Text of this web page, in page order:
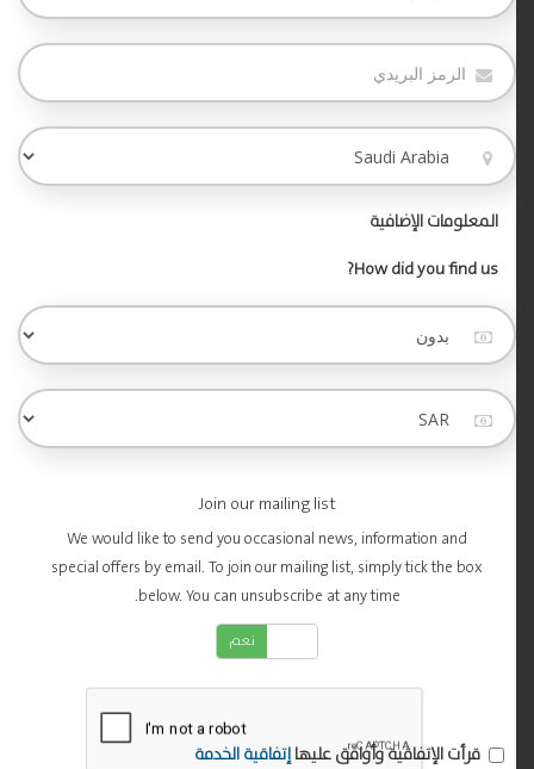
المعلومات الإضافية
How did you find us?
Join our mailing list
We would like to send you occasional news, information and
special offers by email. To join our mailing list, simply tick the box
below. You can unsubscribe at any time.
نعم
قرأت الإتفاقية وأوافق عليهاإتفاقية الخدمة